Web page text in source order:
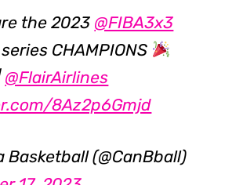
the 2023 @FIBA3x3
CHAMPIONS
@FlairAirlines
8Az2p6Gmjd
Basketball (@CanBball)